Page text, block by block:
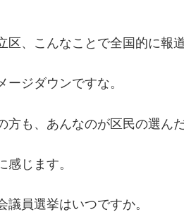
区、こんなことで全国的に報
ージダウンですな。
方も、あんなのが区民の選ん
感じます。
議員選挙はいつですか。